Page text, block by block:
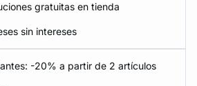
gratuitas en tienda
sin intereses
-20% a partir de 2 artículos